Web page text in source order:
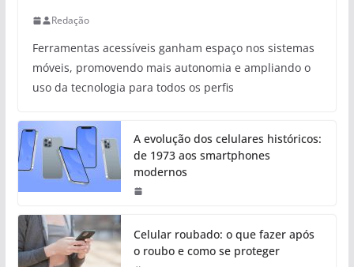
Redação
Ferramentas acessíveis ganham espaço nos sistemas
móveis, promovendo mais autonomia e ampliando o
uso da tecnologia para todos os perfis
A evolução dos celulares históricos:
de 1973 aos smartphones
modernos
Celular roubado: o que fazer após
o roubo e como se proteger